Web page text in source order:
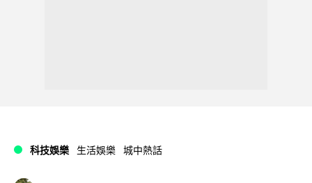
科技娛樂 生活娛樂 城中熱話